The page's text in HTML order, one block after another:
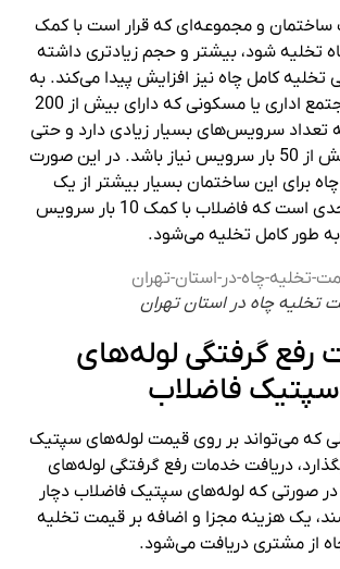
ساختمان و مجموعه‌ای که قرار است با کمک
تخلیه شود، بیشتر و حجم زیادتری داشته
تخلیه کامل چاه نیز افزایش پیدا می‌کند. به
طور مثال، یک مجتمع اداری یا مسکونی که دارای بیش از 200
تعداد سرویس‌های بسیار زیادی دارد و حتی
ممکن است به بیش از 50 بار سرویس نیاز باشد. در این صورت
برای این ساختمان بسیار بیشتر از یک
ساختمان 20 واحدی است که فاضلاب با کمک 10 بار سرویس
به طور کامل تخلیه می‌شود.
تخلیه چاه در استان تهران
رفع گرفتگی لوله‌های
سپتیک فاضلاب
که می‌تواند بر روی قیمت لوله‌های سپتیک
دریافت خدمات رفع گرفتگی لوله‌های
صورتی که لوله‌های سپتیک فاضلاب دچار
یک هزینه مجزا و اضافه بر قیمت تخلیه
از مشتری دریافت می‌شود.